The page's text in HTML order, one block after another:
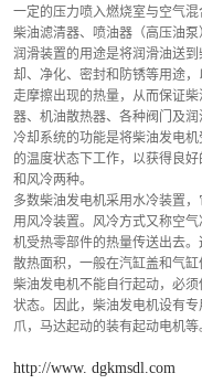
一定的压力喷入燃烧室与空气
柴油滤清器、喷油器（高压油泵
润滑装置的用途是将润滑油送
却、净化、密封和防锈等用途
走摩擦出现的热量，从而保证
器、机油散热器、各种阀门及润
冷却系统的功能是将柴油发电
的温度状态下工作，以获得良
和风冷两种。
多数柴油发电机采用水冷装置
用风冷装置。风冷方式又称空
机受热零部件的热量传送出去
散热面积，一般在汽缸盖和气缸
柴油发电机不能自行起动，必
状态。因此，柴油发电机设有
爪，马达起动的装有起动电机
http://www. dgkmsdl.com